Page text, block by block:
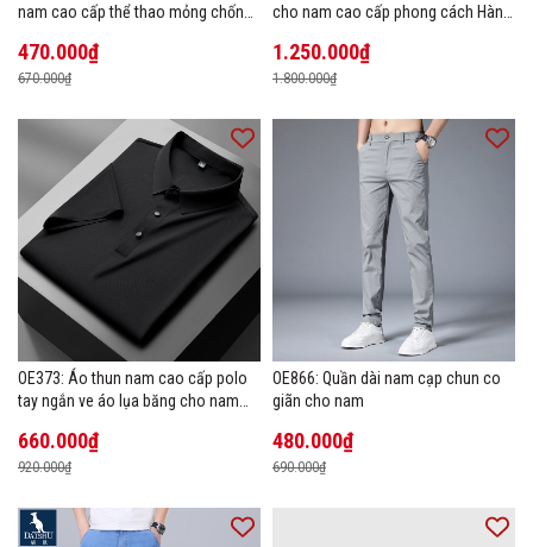
nam cao cấp thể thao mỏng chống
470.000₫
670.000₫
cho nam cao cấp phong cách Hàn
1.250.000₫
1.800.000₫
OE373: Áo thun nam cao cấp polo
tay ngắn ve áo lụa băng cho nam
660.000₫
920.000₫
OE866: Quần dài nam cạp chun co
giãn cho nam
480.000₫
690.000₫